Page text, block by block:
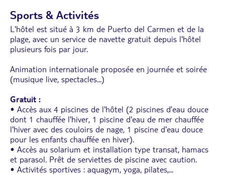
• Wi-Fi gratuit
• Minibar (payant)
Sports & Activités
L'hôtel est situé à 3 km de Puerto del Carmen et de la
plage, avec un service de navette gratuit depuis l'hôtel
plusieurs fois par jour.
Animation internationale proposée en journée et soirée
(musique live, spectacles...)
Gratuit :
• Accès aux 4 piscines de l'hôtel (2 piscines d’eau douce
dont 1 chauffée l'hiver, 1 piscine d'eau de mer chauffée
l'hiver avec des couloirs de nage, 1 piscine d'eau douce
pour les enfants chauffée en hiver).
• Accès au solarium et installation type transat, hamacs
et parasol. Prêt de serviettes de piscine avec caution.
• Activités sportives : aquagym, yoga, pilates,...